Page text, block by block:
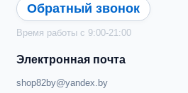
Обратный звонок
Время работы с 9:00-21:00
Электронная почта
shop82by@yandex.by